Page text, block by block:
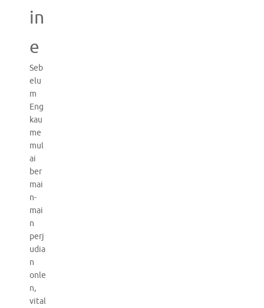
in
e
Seb
elu
m
Eng
kau
me
mul
ai
ber
mai
n-
mai
n
perj
udia
n
onle
n,
vital